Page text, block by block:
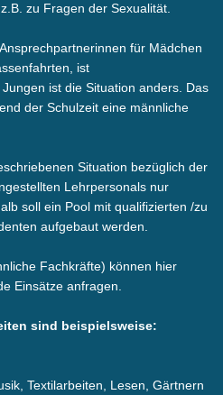
zu Fragen der Sexualität.
für Mädchen
ist
ist die Situation anders. Das
der Schulzeit eine männliche
Situation bezüglich der
Lehrpersonals nur
soll ein Pool mit qualifizierten /zu
aufgebaut werden.
Fachkräfte) können hier
Einsätze anfragen.
sind beispielsweise:
Textilarbeiten, Lesen, Gärtnern